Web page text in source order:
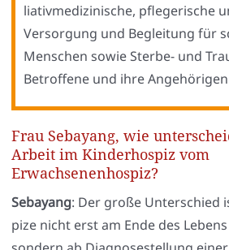
lia­tiv­me­di­zi­ni­sche, pfle­ge­ri­sche
Ver­sor­gung und Beglei­tung für
Men­schen sowie Ster­be- und
Betrof­fe­ne und ihre
Frau Sebayang, wie
Arbeit im Kinderhospiz vom
Erwachsenenhospiz?
Seba­yang: Der gro­ße Unter­schied
pi­ze nicht erst am Ende des